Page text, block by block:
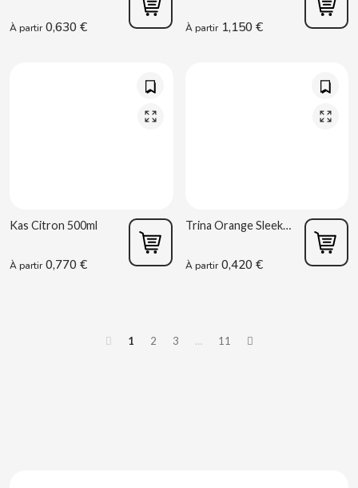
DULCESOL
DUREX
À partir 0,630 € À partir 1,150 €
Kas Citron 500ml
À partir 0,770 €
Trina Orange Sleek 330 ml
À partir 0,420 €
1 2 3 … 11